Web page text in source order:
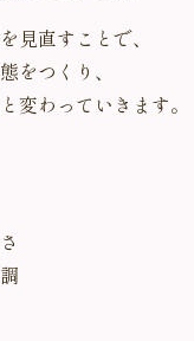
見直すことで、
をつくり、
変わっていきます。